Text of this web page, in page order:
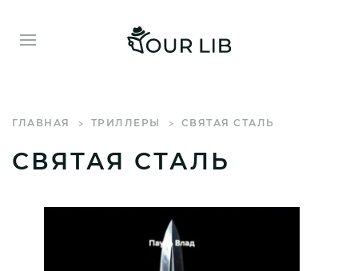
ГЛАВНАЯ ТРИЛЛЕРЫ СВЯТАЯ СТАЛЬ
СВЯТАЯ СТАЛЬ